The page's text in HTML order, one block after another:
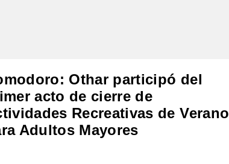
Othar participó del
acto de cierre de
Recreativas de Verano
Adultos Mayores